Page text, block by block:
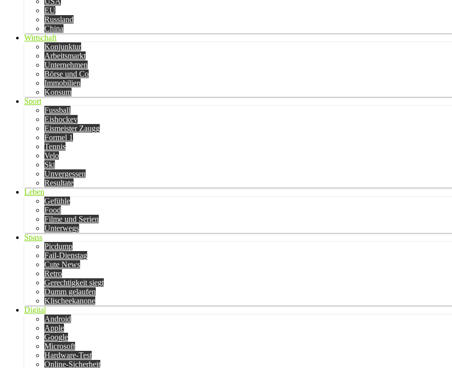
EU
Russland
China
Wirtschaft
Konjunktur
Arbeitsmarkt
Unternehmen
Börse und Co
Immobilien
Konsum
Sport
Fussball
Eishockey
Eismeister Zaugg
Formel 1
Tennis
Velo
Ski
Unvergessen
Resultate
Leben
Gefühle
Food
Filme und Serien
Unterwegs
Spass
Picdump
Fail-Dienstag
Cute News
Retro
Gerechtigkeit siegt
Dumm gelaufen
Klischeekanone
Digital
Android
Apple
Google
Microsoft
Hardware-Test
Online-Sicherheit